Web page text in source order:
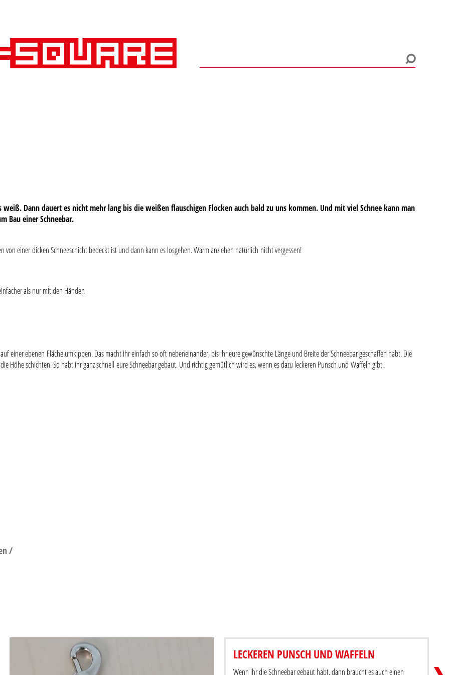
Dann dauert es nicht mehr lang bis die weißen flauschigen Flocken auch bald zu uns kommen. Und mit viel Schnee kann man
Bau einer Schneebar.
von einer dicken Schneeschicht bedeckt ist und dann kann es losgehen. Warm anziehen natürlich nicht vergessen!
als nur mit den Händen
einer ebenen Fläche umkippen. Das macht ihr einfach so oft nebeneinander, bis ihr eure gewünschte Länge und Breite der Schneebar geschaffen habt. Die
Höhe schichten. So habt ihr ganz schnell eure Schneebar gebaut. Und richtig gemütlich wird es, wenn es dazu leckeren Punsch und Waffeln gibt.
/
DRACHEN BASTELN
Beitrag teilen
LECKEREN PUNSCH UND WAFFELN
Wenn ihr die Schneebar gebaut habt, dann braucht es auch einen